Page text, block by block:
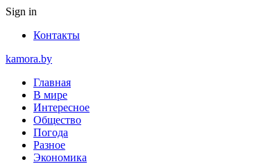
Sign in
Контакты
kamora.by
Главная
В мире
Интересное
Общество
Погода
Разное
Экономика